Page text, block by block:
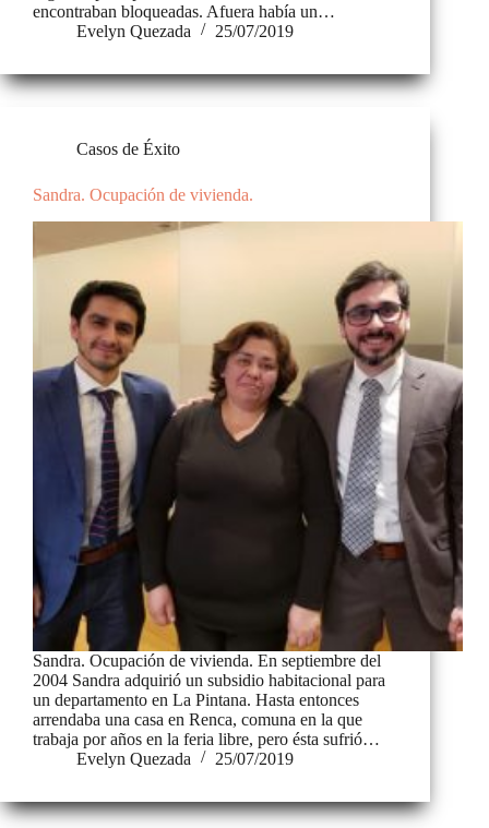
encontraban bloqueadas. Afuera había un…
Evelyn Quezada
25/07/2019
Casos de Éxito
Sandra. Ocupación de vivienda.
Sandra. Ocupación de vivienda. En septiembre del
2004 Sandra adquirió un subsidio habitacional para
un departamento en La Pintana. Hasta entonces
arrendaba una casa en Renca, comuna en la que
trabaja por años en la feria libre, pero ésta sufrió…
Evelyn Quezada
25/07/2019